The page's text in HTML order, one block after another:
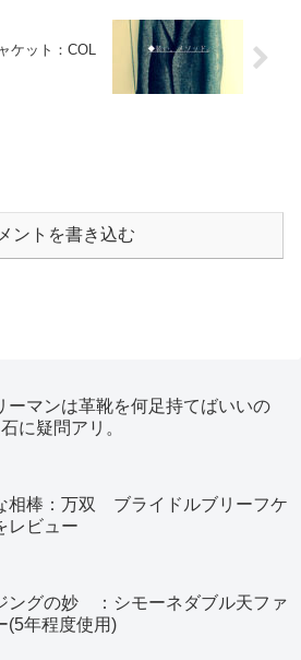
ケット：COL
ントを書き込む
ーマンは革靴を何足持てばいいの
に疑問アリ。
相棒：万双 ブライドルブリーフケ
レビュー
ングの妙 ：シモーネダブル天ファ
(5年程度使用)